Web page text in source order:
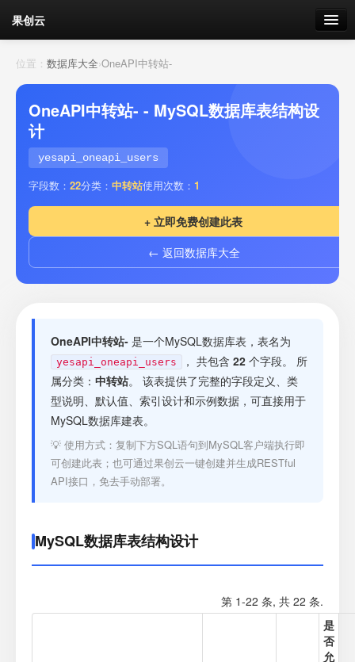
果创云
数据表单
API接口
云存储
流量 剩余接口流量
套餐
接口测试
位置： 数据库大全›OneAPI中转站-
OneAPI中转站- - MySQL数据库表结构设
计
yesapi_oneapi_users
字段数： 22分类： 中转站使用次数： 1
+ 立即免费创建此表
← 返回数据库大全
OneAPI中转站- 是一个MySQL数据库表，表名为
yesapi_oneapi_users ， 共包含 22 个字段。 所
属分类： 中转站。 该表提供了完整的字段定义、类
型说明、默认值、索引设计和示例数据，可直接用于
MySQL数据库建表。
💡 使用方式：复制下方SQL语句到MySQL客户端执行即
可创建此表；也可通过果创云一键创建并生成RESTful
API接口，免去手动部署。
MySQL数据库表结构设计
第 1-22 条, 共 22 条.
是
否
允